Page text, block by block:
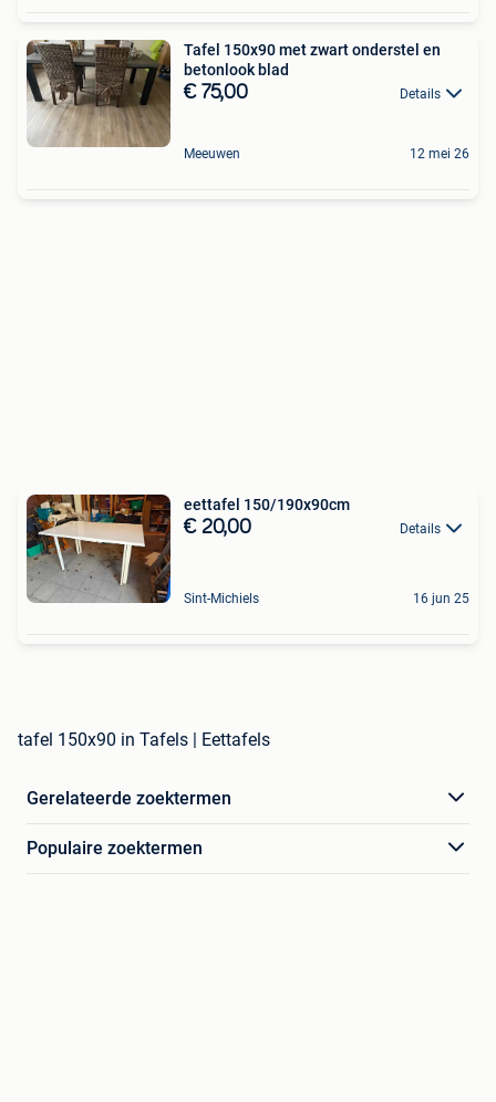
Tafel 150x90 met zwart onderstel en
betonlook blad
€ 75,00 Details
Meeuwen 12 mei 26
eettafel 150/190x90cm
€ 20,00 Details
Sint-Michiels 16 jun 25
tafel 150x90 in Tafels | Eettafels
Gerelateerde zoektermen
Populaire zoektermen